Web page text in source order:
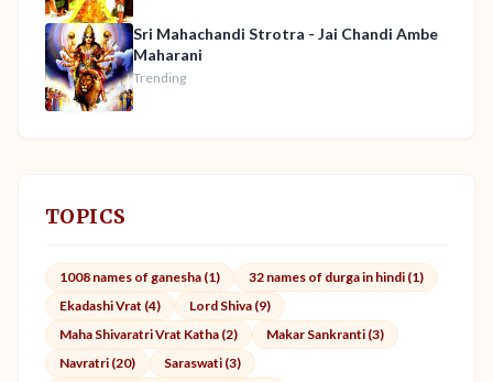
Sri Mahachandi Strotra - Jai Chandi Ambe
Maharani
Trending
TOPICS
1008 names of ganesha (1)
32 names of durga in hindi (1)
Ekadashi Vrat (4)
Lord Shiva (9)
Maha Shivaratri Vrat Katha (2)
Makar Sankranti (3)
Navratri (20)
Saraswati (3)